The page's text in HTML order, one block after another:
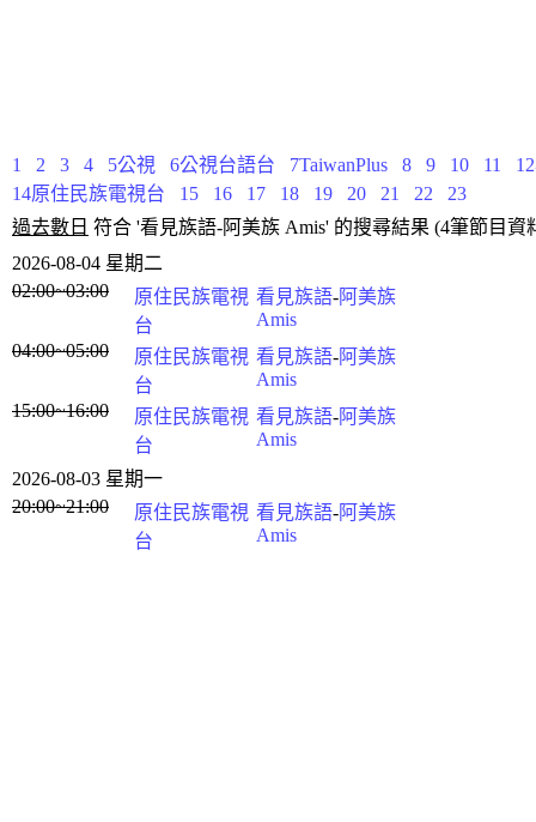
1 2 3 4 5公視 6公視台語台 7TaiwanPlus 8 9 10 11
14原住民族電視台
15 16 17 18 19 20 21 22
23
過去數日 符合 '看見族語-阿美族 Amis' 的搜尋結果 (4筆節目資
2026-08-04 星期二
02:00~03:00
原住民族電視
台
看見族語-阿美族
Amis
04:00~05:00
原住民族電視
台
看見族語-阿美族
Amis
15:00~16:00
原住民族電視
台
看見族語-阿美族
Amis
2026-08-03 星期一
20:00~21:00
原住民族電視
台
看見族語-阿美族
Amis